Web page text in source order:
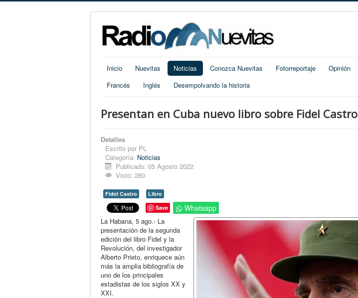
Inicio Nuevitas Noticias Conozca Nuevitas Fotorreportaje Opinión
Francés
Inglés Desempolvando la historia
Presentan en Cuba nuevo libro sobre Fidel Castro
Detalles
Escrito por PL
Categoría: Noticias
Publicado: 05 Agosto 2022
Visto: 280
Fidel Castro
Libro
Save
Whatsapp
La Habana, 5 ago.- La
presentación de la segunda
edición del libro Fidel y la
Revolución, del investigador
Alberto Prieto, enriquece aún
más la amplia bibliografía de
uno de los principales
estadistas de los siglos XX y
XXI.